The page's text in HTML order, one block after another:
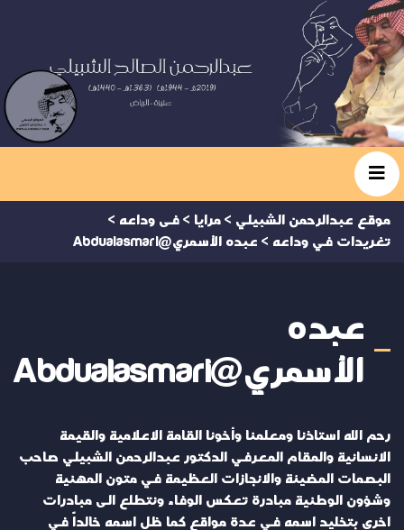
موقع عبدالرحمن الشبيلي > مرايا > فى وداعه >
تغريدات في وداعه > عبده الأسمري@Abdualasmari
عبده
الأسمري@Abdualasmari
رحم الله استاذنا ومعلمنا وأخونا القامة الاعلامية والقيمة
الانسانية والمقام المعرفي الدكتور عبدالرحمن الشبيلي صاحب
البصمات المضيئة والانجازات العظيمة في متون المهنية
وشؤون الوطنية مبادرة تعكس الوفاء ونتطلع الى مبادرات
اخرى بتخليد اسمه في عدة مواقع كما ظل اسمه خالداً في